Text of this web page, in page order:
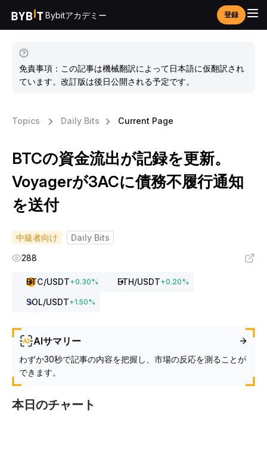
Bybitアカデミー 登録
免責事項：この記事は機械翻訳によって日本語に仮翻訳され
ています。改訂版は後日公開される予定です。
Topics Daily Bits Current Page
BTCの資金流出が記録を更新。
Voyagerが3ACに債務不履行通知
を送付
中級者向け
Daily Bits
288
BTC/USDT+0.30% ETH/USDT+0.20%
SOL/USDT+1.50%
AIサマリー
わずか30秒で記事の内容を把握し、市場の反応を測ることが
できます。
本日のチャート